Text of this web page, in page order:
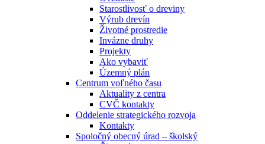
Starostlivosť o dreviny
Výrub drevín
Životné prostredie
Invázne druhy
Projekty
Ako vybaviť
Územný plán
Centrum voľného času
Aktuality z centra
CVČ kontakty
Oddelenie strategického rozvoja
Kontakty
Spoločný obecný úrad – školský